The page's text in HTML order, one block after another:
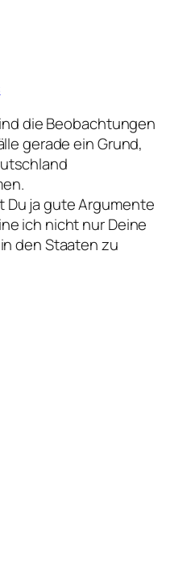
die Beobachtungen
gerade ein Grund,
Du ja gute Argumente
ich nicht nur Deine
den Staaten zu